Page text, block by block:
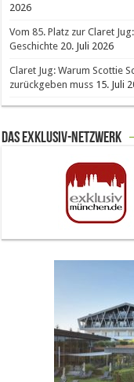
2026
Vom 85. Platz zur Claret
Geschichte 20. Juli 2026
Claret Jug: Warum Scottie
zurückgeben muss 15. Juli
Das Exklusiv-Netzwerk
The Open